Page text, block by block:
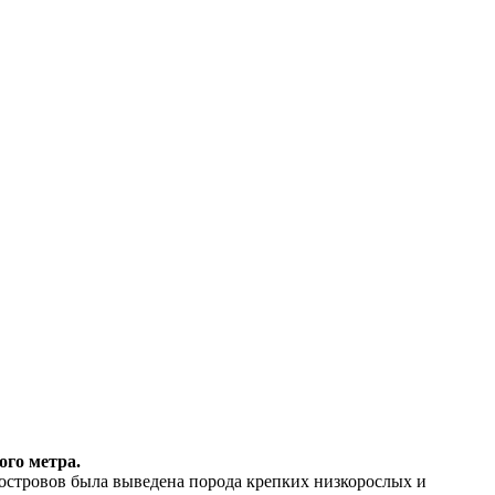
метра.
была выведена порода крепких низкорослых и